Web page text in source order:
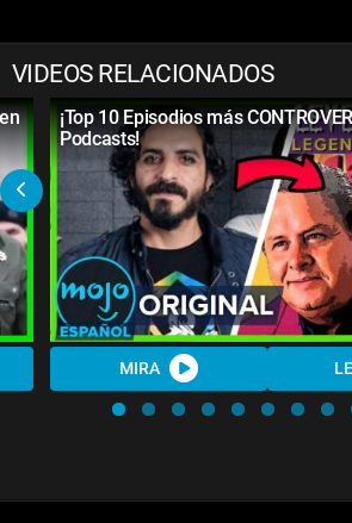
VIDEOS RELACIONADOS
¡Top 10 Episodios más
Podcasts!
MIRA